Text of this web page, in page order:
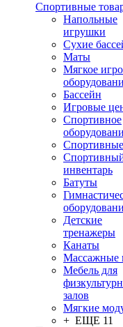
Спортивные
Напольные
игрушки
Сухие
Маты
Мягкое
Бассейн
Игровые
Спортивное
инвентарь
Батуты
Детские
тренажеры
Канаты
Массажные
Мебель для
залов
Мягкие
+ ЕЩЕ 11